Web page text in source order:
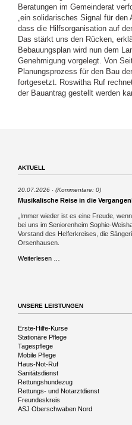
Beratungen im Gemeinderat
„ein solidarisches Signal für
dass die Hilfsorganisation auf
Das stärkt uns den Rücken,
Bebauungsplan wird nun dem
Genehmigung vorgelegt. Von
Planungsprozess für den Bau
fortgesetzt. Roswitha Ruf
der Bauantrag gestellt werden
AKTUELL
20.07.2026 (Kommentare: 0)
Musikalische Reise in die
„Immer wieder ist es eine Freude,
bei uns im Seniorenheim Sophie-
Vorstand des Helferkreises, die
Orsenhausen.
Weiterlesen …
UNSERE LEISTUNGEN
Navigation
überspringen
Erste-Hilfe-Kurse
Stationäre Pflege
Tagespflege
Mobile Pflege
Haus-Not-Ruf
Sanitätsdienst
Rettungshundezug
Rettungs- und Notarztdienst
Freundeskreis
ASJ Oberschwaben Nord